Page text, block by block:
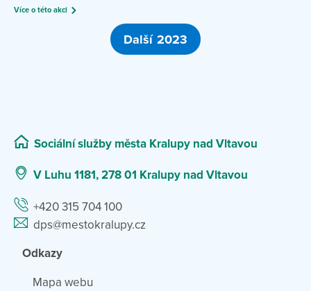
Více o této akci
Další 2023
Sociální služby města Kralupy nad Vltavou
V Luhu 1181, 278 01 Kralupy nad Vltavou
+420 315 704 100
dps@mestokralupy.cz
Odkazy
Mapa webu